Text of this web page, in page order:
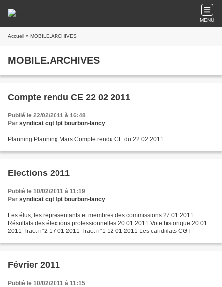
MENU
Accueil » MOBILE.ARCHIVES
MOBILE.ARCHIVES
Compte rendu CE 22 02 2011
Publié le 22/02/2011 à 16:48
Par syndicat cgt fpt bourbon-lancy
Planning Planning Mars Compte rendu CE du 22 02 2011
Elections 2011
Publié le 10/02/2011 à 11:19
Par syndicat cgt fpt bourbon-lancy
Les élus, les représentants et membres des commissions 27 01 2011
Résultats des élections professionnelles 20 01 2011 Vote historique 20 01
2011 Tract n°2 17 01 2011 Tract n°1 12 01 2011 Les candidats CGT
Février 2011
Publié le 10/02/2011 à 11:15